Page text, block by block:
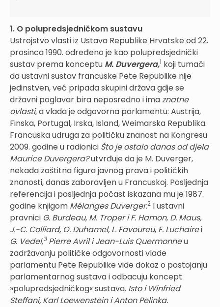
1. O polupredsjedničkom sustavu
Ustrojstvo vlasti iz Ustava Republike Hrvatske od 22.
prosinca 1990. određeno je kao polupredsjednički
sustav prema konceptu M. Duvergera,1 koji tumači
da ustavni sustav francuske Pete Republike nije
jedinstven, već pripada skupini država gdje se
državni poglavar bira neposredno i imaznatne
ovlasti, a vlada je odgovorna parlamentu: Austrija,
Finska, Portugal, Irska, Island, Weimarska Republika.
Francuska udruga za političku znanost na Kongresu
2009. godine u radionici Što je ostalo danas od djela
Maurice Duvergera?utvrđuje da je M. Duverger,
nekada zaštitna figura javnog prava i političkih
znanosti, danas zaboravljen u Francuskoj. Posljednja
referencija i posljednja počast iskazana mu je 1987.
godine knjigom Mélanges Duverger.2 I ustavni
pravnici G. Burdeau, M. Troper i F. Hamon, D. Maus,
J.-C. Colliard, O. Duhamel, L. Favoureu, F. Luchairei
G. Vedel,3Pierre Avril i Jean-Luis Quermonneu
zadržavanju političke odgovornosti vlade
parlamentu Pete Republike vide dokaz o postojanju
parlamentarnog sustava i odbacuju koncept
»polupredsjedničkog« sustava. Isto i Winfried
Steffani, Karl Loewenstein i Anton Pelinka.